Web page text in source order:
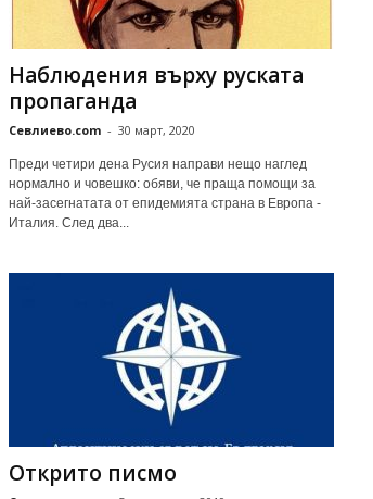
Наблюдения върху руската
пропаганда
Севлиево.com - 30 март, 2020
Преди четири дена Русия направи нещо наглед
нормално и човешко: обяви, че праща помощи за
най-засегнатата от епидемията страна в Европа -
Италия. След два...
Открито писмо